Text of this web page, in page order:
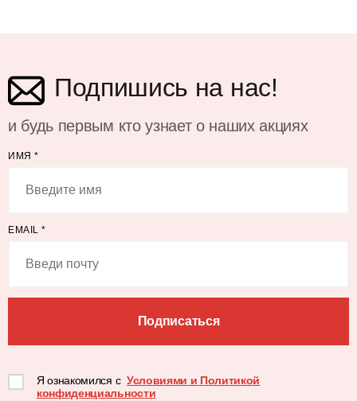
Подпишись на нас!
и будь первым кто узнает о наших акциях
ИМЯ *
EMAIL *
Подписаться
Я ознакомился с Условиями и Политикой
конфиденциальности